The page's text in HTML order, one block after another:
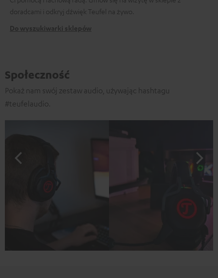
doradcami i odkryj dźwięk Teufel na żywo.
Do wyszukiwarki sklepów
Społeczność
Pokaż nam swój zestaw audio, używając hashtagu
#teufelaudio.